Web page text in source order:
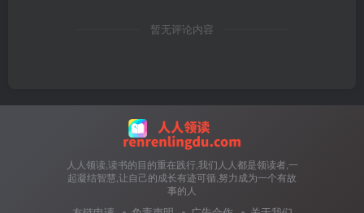
暂无评论内容
人人领读,读书的目的重在践行,我们人人都是领读者,一
起凝结智慧,让自己的成长有迹可循,努力成为一个有故
事的人